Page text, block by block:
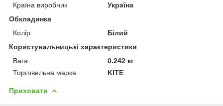
Країна виробник
Україна
Обкладинка
Колір
Білий
Користувальницькі характеристики
Вага
0.242 кг
Торговельна марка
KITE
Приховати